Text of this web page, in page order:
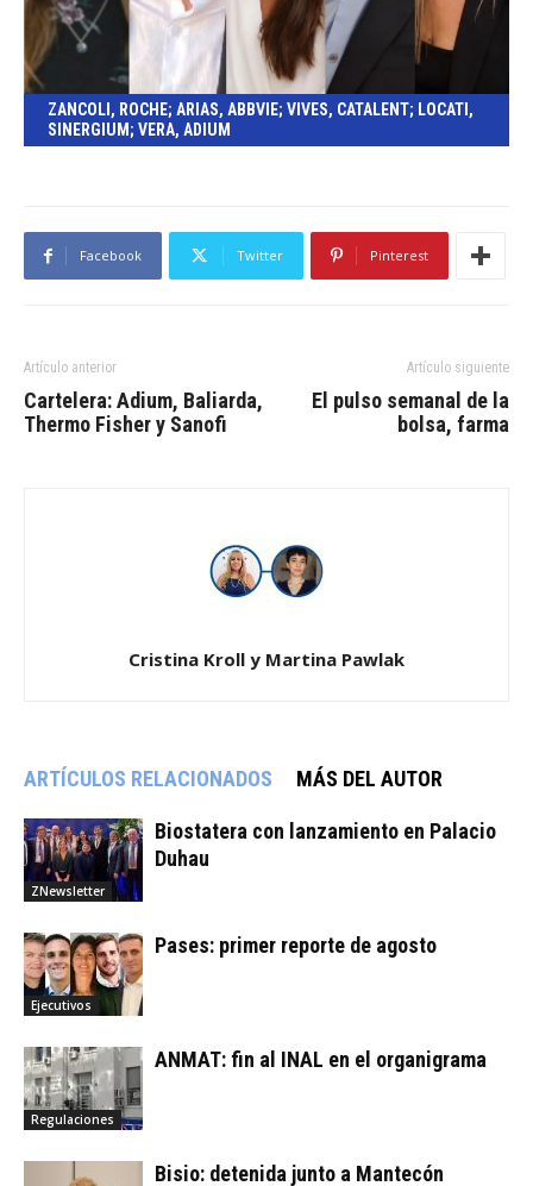
ZANCOLI, ROCHE; ARIAS, ABBVIE; VIVES, CATALENT; LOCATI,
SINERGIUM; VERA, ADIUM
Facebook Twitter Pinterest
Artículo anterior
Cartelera: Adium, Baliarda,
Thermo Fisher y Sanofi
Artículo siguiente
El pulso semanal de la
bolsa, farma
Cristina Kroll y Martina Pawlak
ARTÍCULOS RELACIONADOS MÁS DEL AUTOR
ZNewsletter
Biostatera con lanzamiento en Palacio
Duhau
Ejecutivos
Pases: primer reporte de agosto
Regulaciones
ANMAT: fin al INAL en el organigrama
Bisio: detenida junto a Mantecón